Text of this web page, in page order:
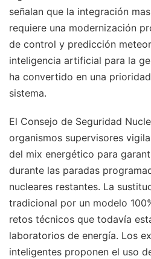
señalan que la integración
requiere una modernización
de control y predicción
inteligencia artificial para la
ha convertido en una
sistema.
El Consejo de Seguridad
organismos supervisores
del mix energético para
durante las paradas
nucleares restantes. La
tradicional por un modelo
retos técnicos que todavía
laboratorios de energía. Los
inteligentes proponen el uso